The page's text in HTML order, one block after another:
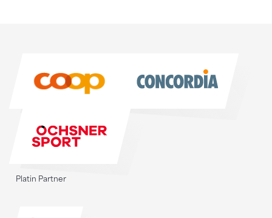
Platin Partner